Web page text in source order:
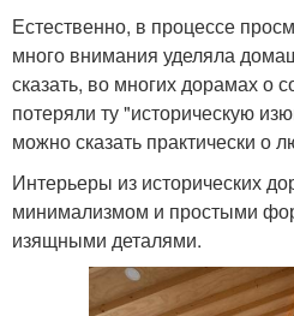
Естественно, в процессе
много внимания уделяла
сказать, во многих дорамах о
потеряли ту "историческую
можно сказать практически о
Интерьеры из исторических
минимализмом и простыми
изящными деталями.